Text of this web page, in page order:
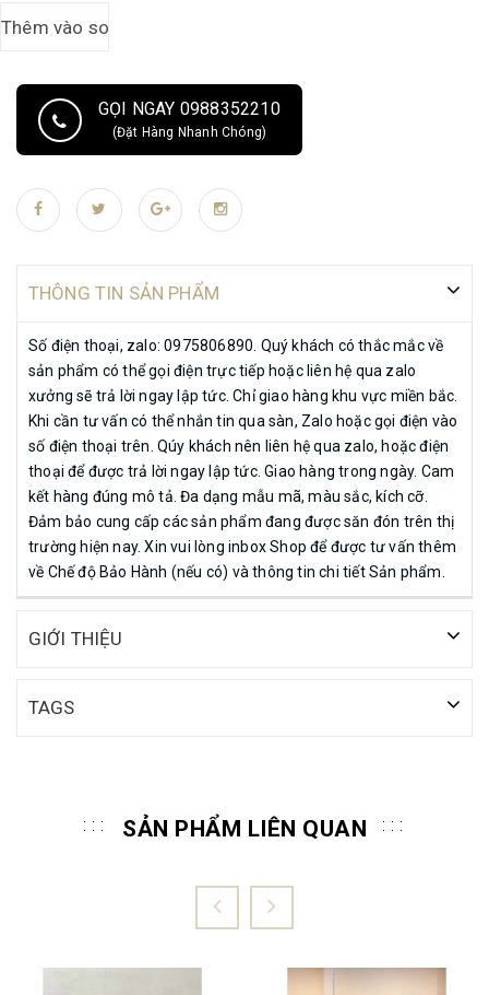
trường hiện nay. Xin vui lòng inbox Shop để được tư vấn thêm về Chế
GỌI NGAY 0988352210
(Đặt Hàng Nhanh Chóng)
THÔNG TIN SẢN PHẨM
Số điện thoại, zalo: 0975806890. Quý khách có thắc mắc về
sản phẩm có thể gọi điện trực tiếp hoặc liên hệ qua zalo
xưởng sẽ trả lời ngay lập tức. Chỉ giao hàng khu vực miền bắc.
Khi cần tư vấn có thể nhắn tin qua sàn, Zalo hoặc gọi điện vào
số điện thoại trên. Qúy khách nên liên hệ qua zalo, hoặc điện
thoại để được trả lời ngay lập tức. Giao hàng trong ngày. Cam
kết hàng đúng mô tả. Đa dạng mẫu mã, màu sắc, kích cỡ.
Đảm bảo cung cấp các sản phẩm đang được săn đón trên thị
trường hiện nay. Xin vui lòng inbox Shop để được tư vấn thêm
về Chế độ Bảo Hành (nếu có) và thông tin chi tiết Sản phẩm.
GIỚI THIỆU
TAGS
SẢN PHẨM LIÊN QUAN